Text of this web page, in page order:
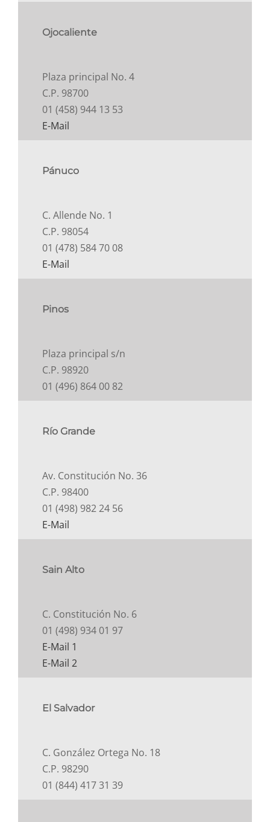
Ojocaliente
Plaza principal No. 4
C.P. 98700
01 (458) 944 13 53
E-Mail
Pánuco
C. Allende No. 1
C.P. 98054
01 (478) 584 70 08
E-Mail
Pinos
Plaza principal s/n
C.P. 98920
01 (496) 864 00 82
Río Grande
Av. Constitución No. 36
C.P. 98400
01 (498) 982 24 56
E-Mail
Sain Alto
C. Constitución No. 6
01 (498) 934 01 97
E-Mail 1
E-Mail 2
El Salvador
C. González Ortega No. 18
C.P. 98290
01 (844) 417 31 39